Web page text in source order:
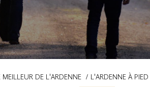
MEILLEUR DE L'ARDENNE L'ARDENNE À PIED